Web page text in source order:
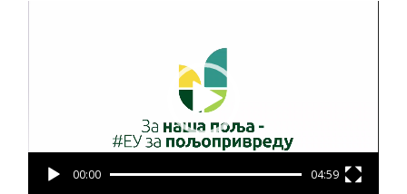
00:00 04:59